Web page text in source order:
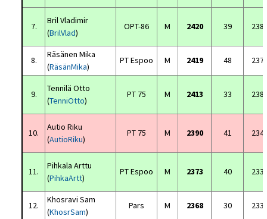
7.
Bril Vladimir
(BrilVlad)
OPT-86 M 2420 39
8.
Räsänen Mika
(RäsänMika)
PT Espoo M 2419 48
9.
Tennilä Otto
(TenniOtto)
PT 75 M 2413 33
10.
Autio Riku
(AutioRiku)
PT 75 M 2390 41
11.
Pihkala Arttu
(PihkaArtt)
PT Espoo M 2373 40
12.
Khosravi Sam
(KhosrSam)
Pars M 2368 30